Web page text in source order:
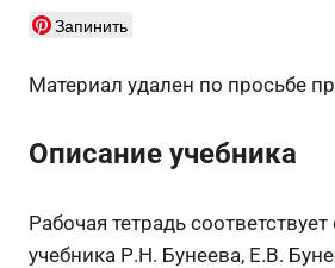
Запинить
Материал удален по просьбе
Описание учебника
Рабочая тетрадь
учебника Р.Н. Бунеева, Е.В.